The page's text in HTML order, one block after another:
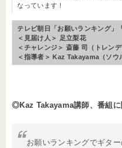
なっています！
テレビ朝日「お願いランキング」
＜見届け人＞ 足立梨花
＜チャレンジ＞ 斎藤 司（トレンデ
＜指導者＞ Kaz Takayama（ソウ
◎Kaz Takayama講師、番組に
お願いランキングでギタ